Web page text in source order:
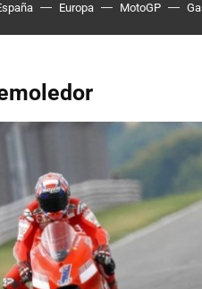
Europa MotoGP